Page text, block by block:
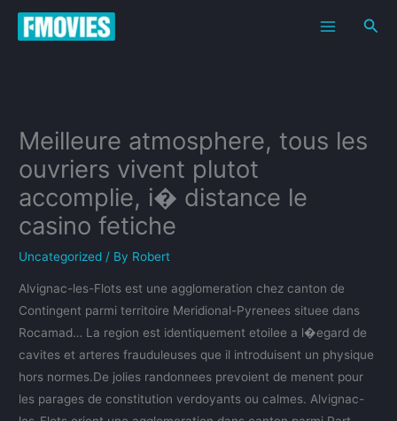
Skip
Meilleure atmosphere, tous les
ouvriers vivent plutot
accomplie, i� distance le
casino fetiche
Uncategorized / By Robert
Alvignac-les-Flots est une agglomeration chez canton de
Contingent parmi territoire Meridional-Pyrenees situee dans
Rocamad… La region est identiquement etoilee a l�egard de
cavites et arteres frauduleuses que il introduisent un physique
hors normes.De jolies randonnees prevoient de menent pour
les parages de constitution verdoyants ou calmes. Alvignac-